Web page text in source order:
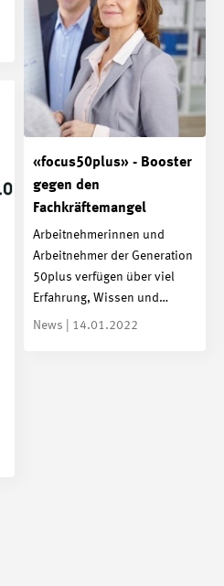
«focus50plus» - Booster
gegen den
Fachkräftemangel
Arbeitnehmerinnen und
Arbeitnehmer der Generation
50plus verfügen über viel
Erfahrung, Wissen und…
News | 14.01.2022